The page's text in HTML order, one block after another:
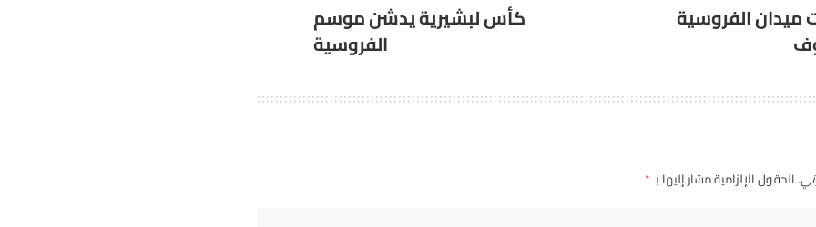
ميدان الفروسية كأس لبشيرية يدشن موسم
الفروسية
الحقول الإلزامية مشار إليها بـ*